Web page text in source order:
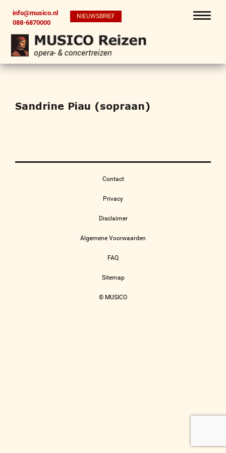
info@musico.nl
088-6870000
NIEUWSBRIEF
Sandrine Piau (sopraan)
Contact
Privacy
Disclaimer
Algemene Voorwaarden
FAQ
Sitemap
© MUSICO